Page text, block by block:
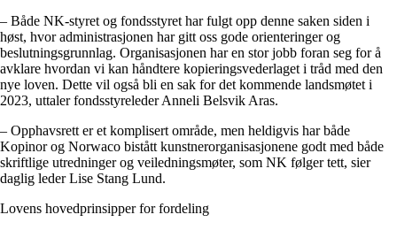
– Både NK-styret og fondsstyret har fulgt opp denne saken siden i
høst, hvor administrasjonen har gitt oss gode orienteringer og
beslutningsgrunnlag. Organisasjonen har en stor jobb foran seg for å
avklare hvordan vi kan håndtere kopieringsvederlaget i tråd med den
nye loven. Dette vil også bli en sak for det kommende landsmøtet i
2023, uttaler fondsstyreleder Anneli Belsvik Aras.
– Opphavsrett er et komplisert område, men heldigvis har både
Kopinor og Norwaco bistått kunstnerorganisasjonene godt med både
skriftlige utredninger og veiledningsmøter, som NK følger tett, sier
daglig leder Lise Stang Lund.
Lovens hovedprinsipper for fordeling